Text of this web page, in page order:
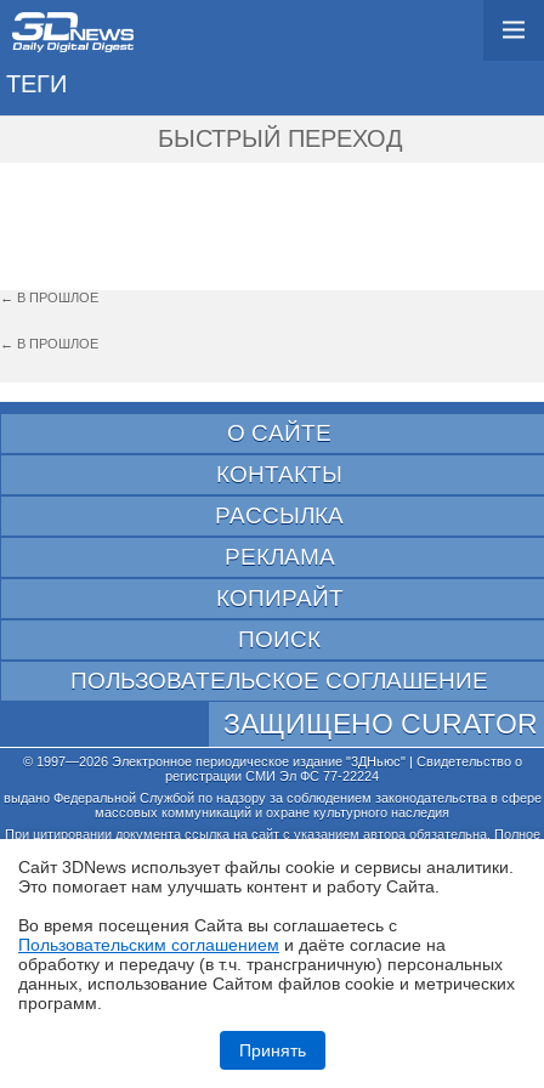
Обзор игрового ноутбука ASUS ROG Zephyrus G14 GU405: пример
удачной погони за двумя зайцами
ТЕГИ
БЫСТРЫЙ ПЕРЕХОД
← В ПРОШЛОЕ
← В ПРОШЛОЕ
О САЙТЕ
КОНТАКТЫ
РАССЫЛКА
РЕКЛАМА
КОПИРАЙТ
ПОИСК
ПОЛЬЗОВАТЕЛЬСКОЕ СОГЛАШЕНИЕ
ЗАЩИЩЕНО CURATOR
© 1997—2026 Электронное периодическое издание "3ДНьюс" | Свидетельство о
регистрации СМИ Эл ФС 77-22224
выдано Федеральной Службой по надзору за соблюдением законодательства в сфере
массовых коммуникаций и охране культурного наследия
При цитировании документа ссылка на сайт с указанием автора обязательна. Полное
российского и международного законодательства и возможно только с согласия
редакции 3DNews.
Сайт 3DNews использует файлы cookie и сервисы аналитики.
Это помогает нам улучшать контент и работу Cайта.
Во время посещения Cайта вы соглашаетесь с
Пользовательским соглашением и даёте согласие на
обработку и передачу (в т.ч. трансграничную) персональных
данных, использование Cайтом файлов cookie и метрических
программ.
Принять